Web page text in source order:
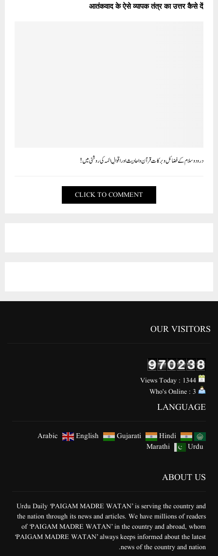
आतंकवाद के ऐसे व्यापक तंत्र का उत्तर कैसे दें
درود و سلام کے فضائل وبرکات قرآن واحادیث اور اقوالِ ائمہ کی روشنی میں!
CLICK TO COMMENT
OUR VISITORS
LANGUAGE
Arabic English Gujarati
Hindi
Marathi
Urdu
ABOUT US
Urdu Daily ‘PAIGAM MADRE WATAN’ is serving the country and
the nation through its news and articles. We have millions of readers
of ‘PAIGAM MADRE WATAN’ in the country and abroad, whom
‘PAIGAM MADRE WATAN’ always keeps informed about the latest
news of the country and nation.